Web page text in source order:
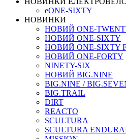
eONE-SIXTY
НОВИНКИ
НОВИЙ ONE-
НОВИЙ ONE-SIXTY
НОВИЙ ONE-SIXTY
НОВИЙ ONE-FORTY
NINETY-SIX
НОВИЙ BIG.NINE
BIG.NINE /
BIG.TRAIL
DIRT
REACTO
SCULTURA
SCULTURA